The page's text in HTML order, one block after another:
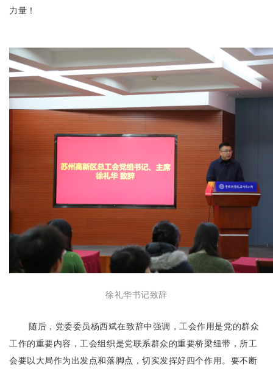
力量！
徐礼华书记致辞
随后，党委委员杨西斌在致辞中强调，工会作用是党的群众
工作的重要内容，工会组织是党联系群众的重要桥梁纽带，所工
会要以大局作为出发点和落脚点，切实发挥好四个作用。要不断